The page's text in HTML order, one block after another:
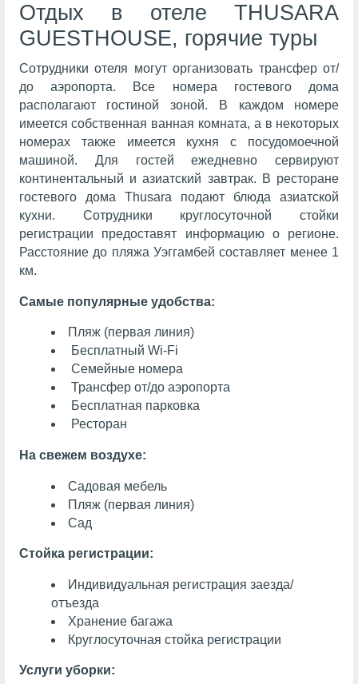
Отдых в отеле THUSARA
GUESTHOUSE, горячие туры
Сотрудники отеля могут организовать трансфер от/
до аэропорта. Все номера гостевого дома
располагают гостиной зоной. В каждом номере
имеется собственная ванная комната, а в некоторых
номерах также имеется кухня с посудомоечной
машиной. Для гостей ежедневно сервируют
континентальный и азиатский завтрак. В ресторане
гостевого дома Thusara подают блюда азиатской
кухни. Сотрудники круглосуточной стойки
регистрации предоставят информацию о регионе.
Расстояние до пляжа Уэггамбей составляет менее 1
км.
Самые популярные удобства:
Пляж (первая линия)
Бесплатный Wi-Fi
Семейные номера
Трансфер от/до аэропорта
Бесплатная парковка
Ресторан
На свежем воздухе:
Садовая мебель
Пляж (первая линия)
Сад
Стойка регистрации:
Индивидуальная регистрация заезда/
отъезда
Хранение багажа
Круглосуточная стойка регистрации
Услуги уборки: